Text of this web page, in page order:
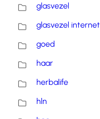
glasvezel
glasvezel internet
goed
haar
herbalife
hln